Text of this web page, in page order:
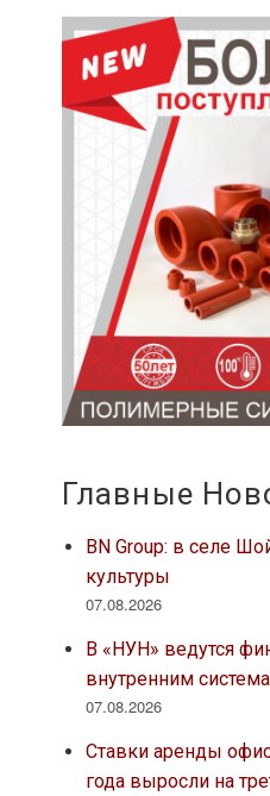
Главные
BN Group: в селе
культуры
07.08.2026
В «НУН» ведутся
внутренним
07.08.2026
Ставки аренды
года выросли на